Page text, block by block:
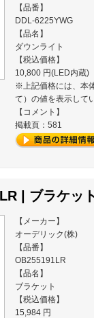
【品番】
DDL-6225YWG
【品名】
ダウンライト
【税込価格】
10,800 円(LED内蔵)
※上記価格には、本
て）の値を表示して
【コメント】
掲載頁：581
| ブラケッ
【メーカー】
オーデリック(株)
【品番】
OB255191LR
【品名】
ブラケット
【税込価格】
15,984 円